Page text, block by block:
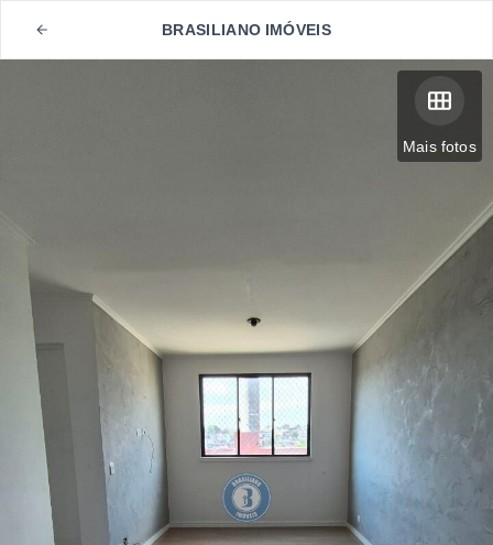
BRASILIANO IMÓVEIS
Mais fotos